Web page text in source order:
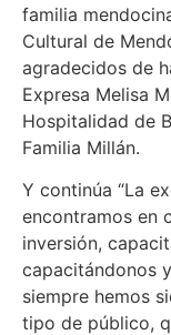
familia
Cultural de
agradecidos de
Expresa Melisa
Hospitalidad de
Familia Millán.
Y continúa “La
encontramos en
inversión,
capacitándonos
siempre hemos
tipo de público,